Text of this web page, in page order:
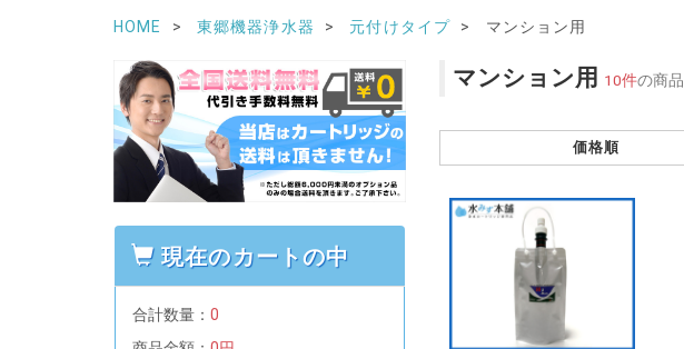
HOME 東郷機器浄水器 元付けタイプ マンション用
マンション用 10件の商品
価格順
現在のカートの中
合計数量： 0